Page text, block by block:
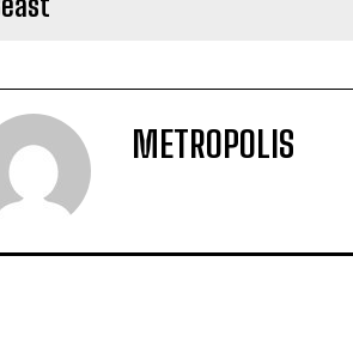
METROPOLIS